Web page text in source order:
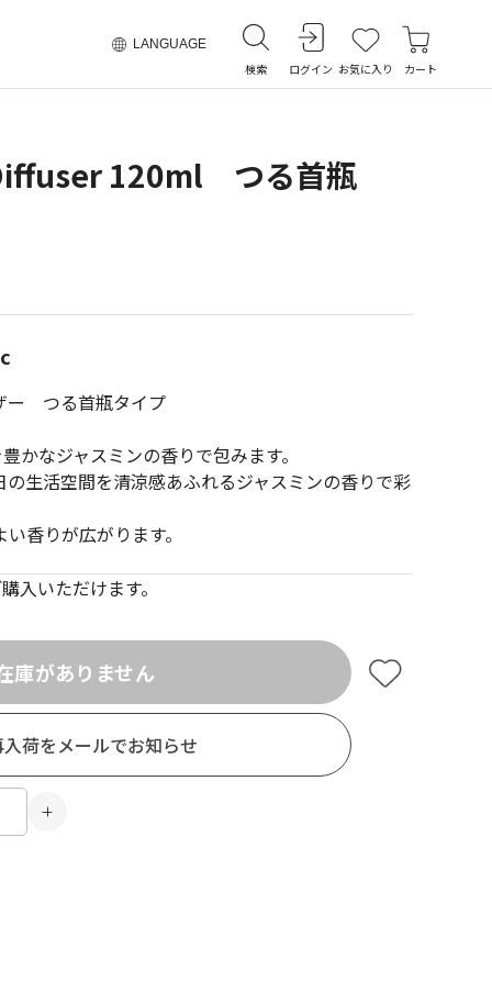
LANGUAGE
検索 ログイン お気に入り カート
120ml つる首瓶
入いただけます。
ー つる首瓶タイプ
かなジャスミンの香りで包みます。
生活空間を清涼感あふれるジャスミンの香りで彩
香りが広がります。
庫がありません
荷をメールでお知らせ